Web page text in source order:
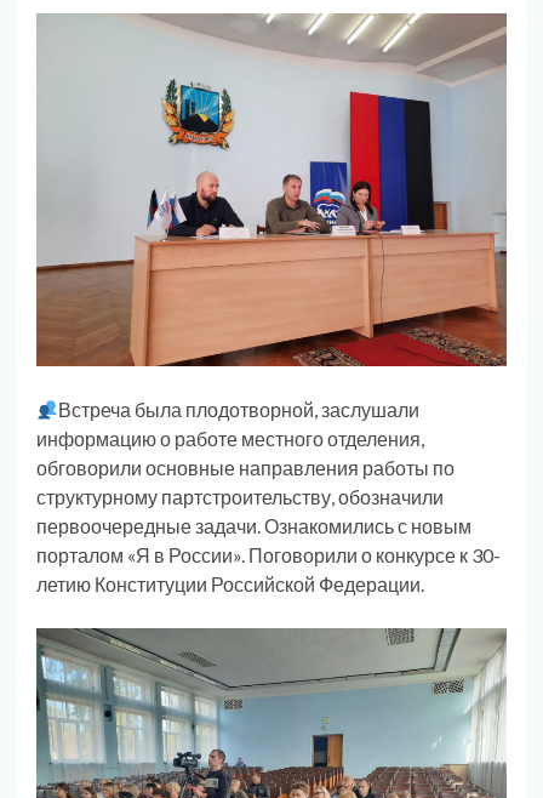
Встреча была плодотворной, заслушали
информацию о работе местного отделения,
обговорили основные направления работы по
структурному партстроительству, обозначили
первоочередные задачи. Ознакомились с новым
порталом «Я в России». Поговорили о конкурсе к 30-
летию Конституции Российской Федерации.